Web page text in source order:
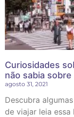
Curiosidades
não sabia
agosto 31, 2021
Descubra
de viajar leia